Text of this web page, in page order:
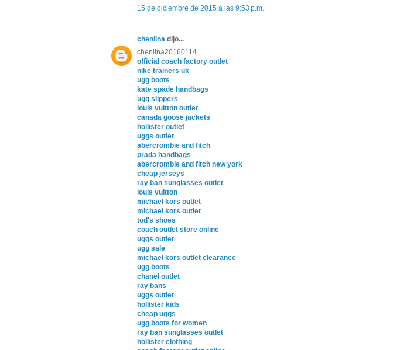
15 de diciembre de 2015 a las 9:53 p.m.
chenlina dijo...
chenlina20160114
official coach factory outlet
nike trainers uk
ugg boots
kate spade handbags
ugg slippers
louis vuitton outlet
canada goose jackets
hollister outlet
uggs outlet
abercrombie and fitch
prada handbags
abercrombie and fitch new york
cheap jerseys
ray ban sunglasses outlet
louis vuitton
michael kors outlet
michael kors outlet
tod's shoes
coach outlet store online
uggs outlet
ugg sale
michael kors outlet clearance
ugg boots
chanel outlet
ray bans
uggs outlet
hollister kids
cheap uggs
ugg boots for women
ray ban sunglasses outlet
hollister clothing